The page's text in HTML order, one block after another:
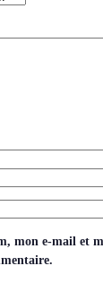
mon e-mail et